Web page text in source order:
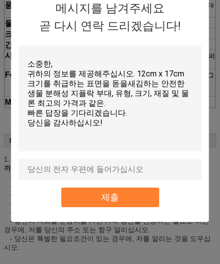
메시지를 남겨주세요
곧 다시 연락 드리겠습니다!
제출
품목
환경 친화적인 Biodegrdable 음식 급료 플라스틱 Ziplcok 부대
옥수수 전분 Bopdegradable 지퍼 부대
물자 옥수수 전분
크기 표준 크기는 또는 주문을 받아서 만듭니다
간격
사용법
음식, 선물, 가구, 대중음식점, 상점, 식료품류 및 슈퍼
Fetures
전통적인 비닐 봉투 대체를 위해 완전히 하십시오. 그
것은 어떤 플라스틱 성분도 포함하지 않다, 식용, 환
경 친화적인 부대 입니다.
MOQ 부대 크기에 기초를 두는
제품의 물자, 크기의 간격에 바탕을 두는, 색깔과 양
인쇄
지불
선적 또는 L/C, D/P.의 앞에 급여받는 30% 예금에 의
납품
FAQ:
1.
까?
- 크기 (Thickness*Width* 길이)
- 색깔
- 작풍 (zip-lock, 자동 접착 보통 끝은, 구릅니다)
- 당신의 로고 (섞이는 단 하나 색깔 또는 다른 색깔)의 색깔
- 양.
- 당신이 저희를 운송비를 가진 가격 당신을 인용하는 필요로 하는
경우에, 저를 당신의 주소 또는 항구 알리십시오.
- 당신은 특별한 필요조건이 있는 경우에, 저를 알리는 것을 도우십
시오.